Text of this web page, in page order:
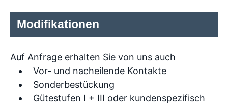
Modifikationen
Auf Anfrage erhalten Sie von uns auch
Vor- und nacheilende Kontakte
Sonderbestückung
Gütestufen I + III oder kundenspezifisch